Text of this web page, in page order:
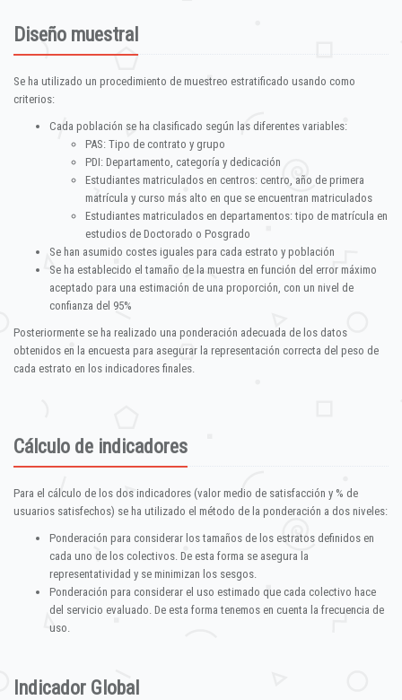
Diseño muestral
Se ha utilizado un procedimiento de muestreo estratificado usando como
criterios:
Cada población se ha clasificado según las diferentes variables:
PAS: Tipo de contrato y grupo
PDI: Departamento, categoría y dedicación
Estudiantes matriculados en centros: centro, año de primera
matrícula y curso más alto en que se encuentran matriculados
Estudiantes matriculados en departamentos: tipo de matrícula en
estudios de Doctorado o Posgrado
Se han asumido costes iguales para cada estrato y población
Se ha establecido el tamaño de la muestra en función del error máximo
aceptado para una estimación de una proporción, con un nivel de
confianza del 95%
Posteriormente se ha realizado una ponderación adecuada de los datos
obtenidos en la encuesta para asegurar la representación correcta del peso de
cada estrato en los indicadores finales.
Cálculo de indicadores
Para el cálculo de los dos indicadores (valor medio de satisfacción y % de
usuarios satisfechos) se ha utilizado el método de la ponderación a dos niveles:
Ponderación para considerar los tamaños de los estratos definidos en
cada uno de los colectivos. De esta forma se asegura la
representatividad y se minimizan los sesgos.
Ponderación para considerar el uso estimado que cada colectivo hace
del servicio evaluado. De esta forma tenemos en cuenta la frecuencia de
uso.
Indicador Global